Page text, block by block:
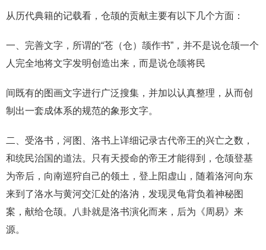
从历代典籍的记载看，仓颉的贡献主要有以下几个方面：
一、完善文字，所谓的“苍（仓）颉作书”，并不是说仓颉一个
人完全地将文字发明创造出来，而是说仓颉将民
间既有的图画文字进行广泛搜集，并加以认真整理，从而创
制出一套成体系的规范的象形文字。
二、受洛书，河图、洛书上详细记录古代帝王的兴亡之数，
和统民治国的道法。只有天授命的帝王才能得到，仓颉登基
为帝后，向南巡狩自己的领土，登上阳虚山，随着洛河向东
来到了洛水与黄河交汇处的洛汭，发现灵龟背负着神秘图
案，献给仓颉。八卦就是洛书演化而来，后为《周易》来
源。